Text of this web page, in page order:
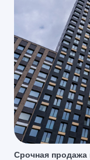
Срочная